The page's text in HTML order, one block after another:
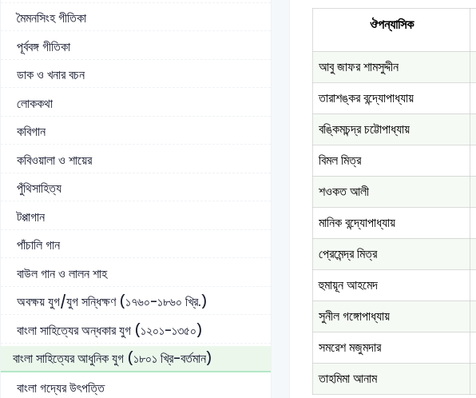
মৈমনসিংহ গীতিকা
পূর্ববঙ্গ গীতিকা
ডাক ও খনার বচন
লোককথা
কবিগান
কবিওয়ালা ও শায়ের
পুঁথিসাহিত্য
টপ্পাগান
পাঁচালি গান
বাউল গান ও লালন শাহ
অবক্ষয় যুগ/যুগ সন্ধিক্ষণ (১৭৬০-১৮৬০ খ্রি.)
বাংলা সাহিত্যের অন্ধকার যুগ (১২০১-১৩৫০)
বাংলা সাহিত্যের আধুনিক যুগ (১৮০১ খ্রি-বর্তমান)
বাংলা গদ্যের উৎপত্তি
ঔপন্যাসিক
আবু জাফর শামসুদ্দীন
তারাশঙ্কর বন্দ্যোপাধ্যায়
বঙ্কিমচন্দ্র চট্টোপাধ্যায়
বিমল মিত্র
শওকত আলী
মানিক বন্দ্যোপাধ্যায়
প্রেমেন্দ্র মিত্র
হুমায়ূন আহমেদ
সুনীল গঙ্গোপাধ্যায়
সমরেশ মজুমদার
তাহমিমা আনাম